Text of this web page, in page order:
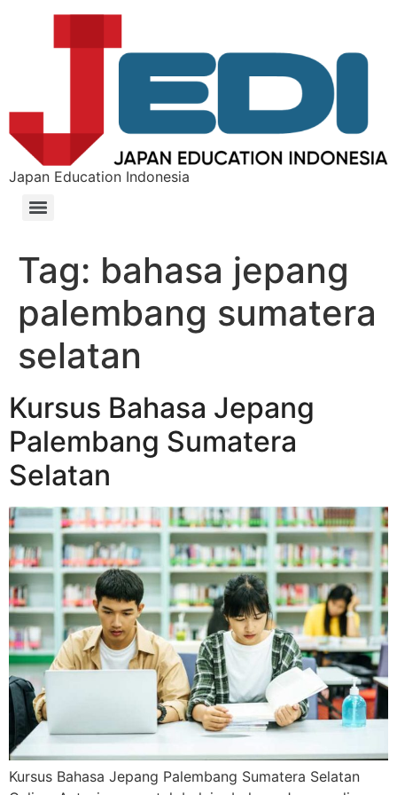
Japan Education Indonesia
Tag: bahasa jepang
palembang sumatera
selatan
Kursus Bahasa Jepang
Palembang Sumatera
Selatan
Kursus Bahasa Jepang Palembang Sumatera Selatan